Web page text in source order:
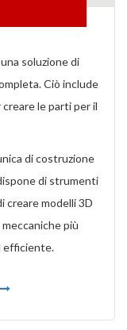
soluzione di
Ciò include
le parti per il
di costruzione
di strumenti
creare modelli 3D
più
efficiente.